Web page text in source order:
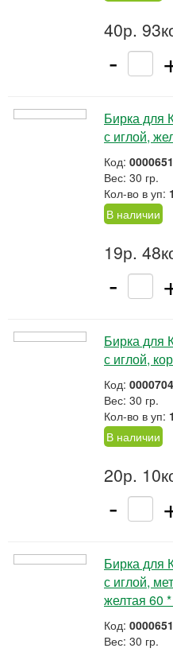
40р.
-
Бирка для
с иглой,
Код:
Вес: 30 гр.
Кол-во в уп:
В наличии
19р.
-
Бирка для
с иглой,
Код:
Вес: 30 гр.
Кол-во в уп:
В наличии
20р.
-
Бирка для
с иглой,
желтая 60
Код:
Вес: 30 гр.